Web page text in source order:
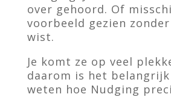
over gehoord. Of
voorbeeld gezien
wist.
Je komt ze op veel
daarom is het
weten hoe Nudging